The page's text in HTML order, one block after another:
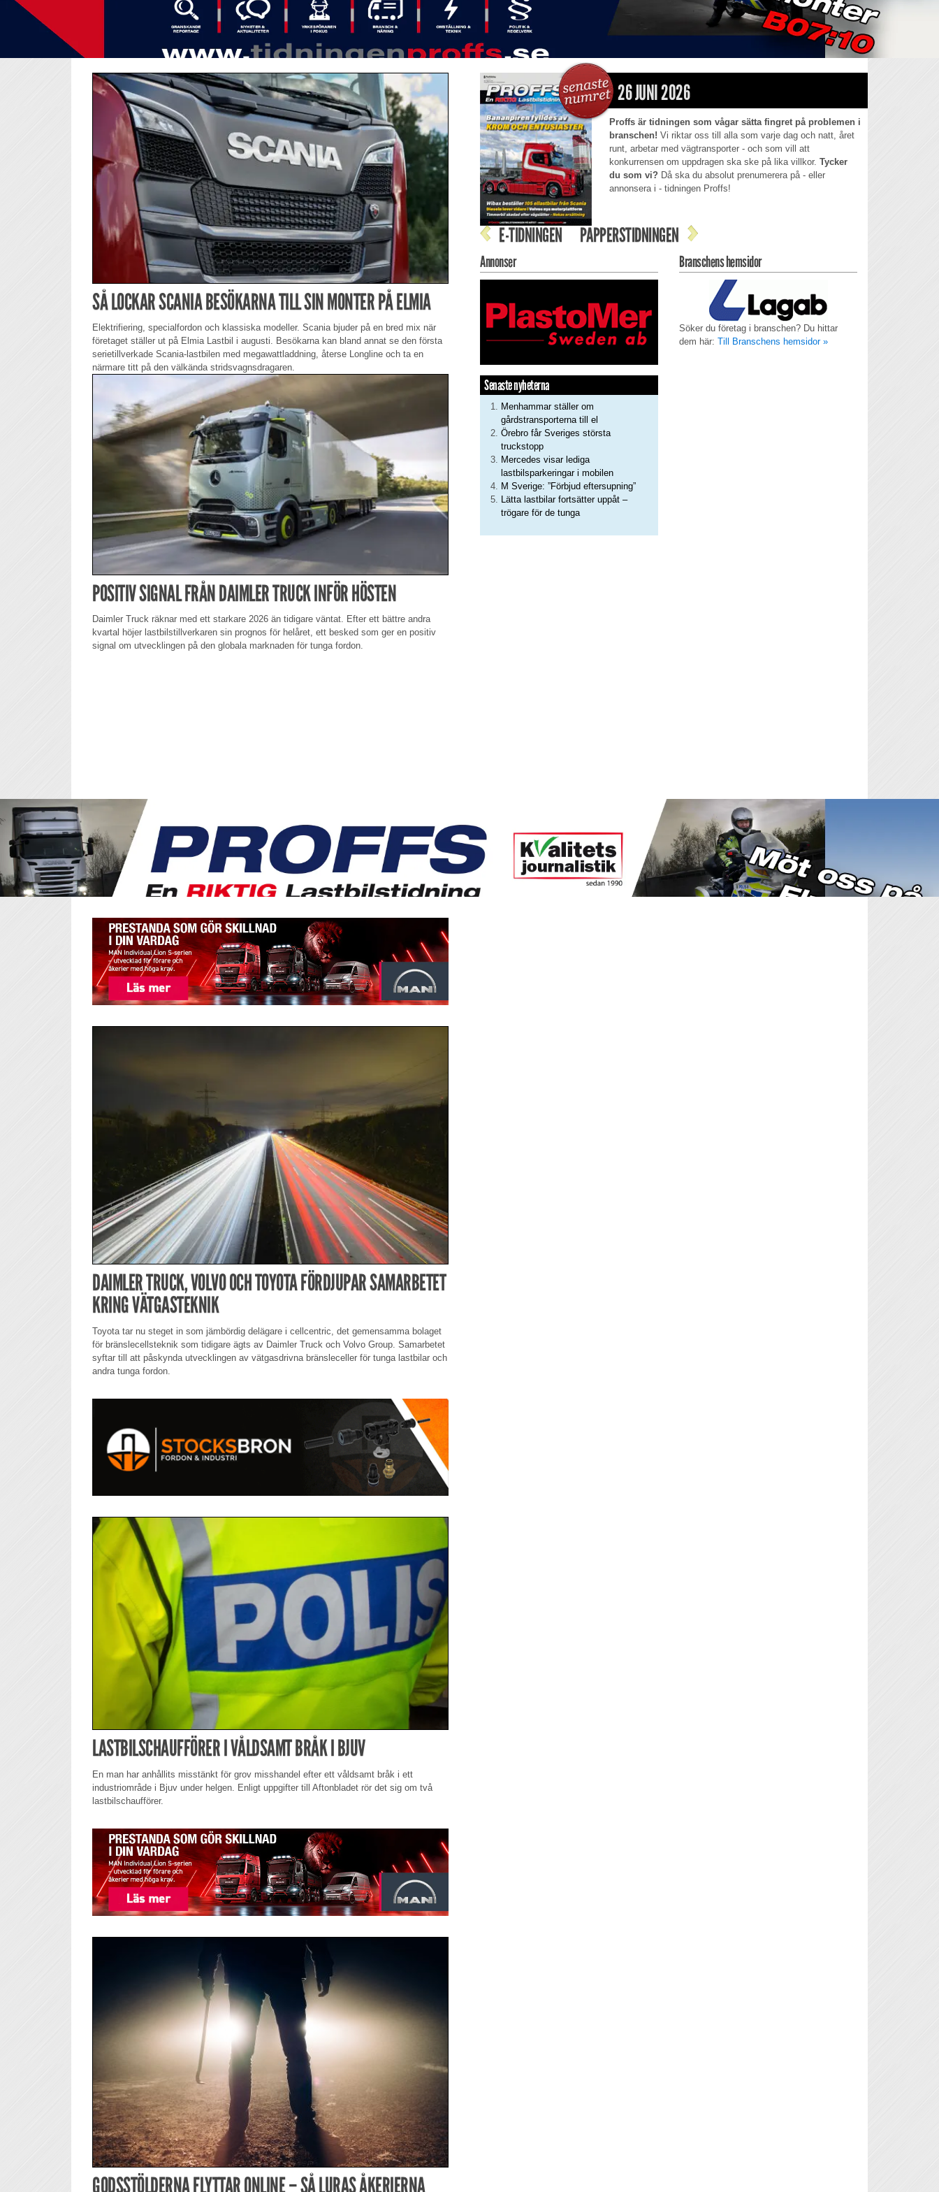
SÅ LOCKAR SCANIA BESÖKARNA TILL SIN MONTER PÅ ELMIA
Elektrifiering, specialfordon och klassiska modeller. Scania bjuder på en bred mix när
företaget ställer ut på Elmia Lastbil i augusti. Besökarna kan bland annat se den första
serietillverkade Scania-lastbilen med megawattladdning, återse Longline och ta en
närmare titt på den välkända stridsvagnsdragaren.
POSITIV SIGNAL FRÅN DAIMLER TRUCK INFÖR HÖSTEN
Daimler Truck räknar med ett starkare 2026 än tidigare väntat. Efter ett bättre andra
kvartal höjer lastbilstillverkaren sin prognos för helåret, ett besked som ger en positiv
signal om utvecklingen på den globala marknaden för tunga fordon.
DAIMLER TRUCK, VOLVO OCH TOYOTA FÖRDJUPAR SAMARBETET
KRING VÄTGASTEKNIK
Toyota tar nu steget in som jämbördig delägare i cellcentric, det gemensamma bolaget
för bränslecellsteknik som tidigare ägts av Daimler Truck och Volvo Group. Samarbetet
syftar till att påskynda utvecklingen av vätgasdrivna bränsleceller för tunga lastbilar och
andra tunga fordon.
LASTBILSCHAUFFÖRER I VÅLDSAMT BRÅK I BJUV
En man har anhållits misstänkt för grov misshandel efter ett våldsamt bråk i ett
industriområde i Bjuv under helgen. Enligt uppgifter till Aftonbladet rör det sig om två
lastbilschaufförer.
GODSSTÖLDERNA FLYTTAR ONLINE – SÅ LURAS ÅKERIERNA
26 JUNI 2026
Proffs är tidningen som vågar sätta fingret på problemen i
branschen! Vi riktar oss till alla som varje dag och natt, året
runt, arbetar med vägtransporter - och som vill att
konkurrensen om uppdragen ska ske på lika villkor. Tycker
du som vi? Då ska du absolut prenumerera på - eller
annonsera i - tidningen Proffs!
E-TIDNINGEN PAPPERSTIDNINGEN
Annonser
Senaste nyheterna
Menhammar ställer om
gårdstransporterna till el
Örebro får Sveriges största
truckstopp
Mercedes visar lediga
lastbilsparkeringar i mobilen
M Sverige: ”Förbjud eftersupning”
Lätta lastbilar fortsätter uppåt –
trögare för de tunga
Branschens hemsidor
Söker du företag i branschen? Du hittar
dem här: Till Branschens hemsidor »